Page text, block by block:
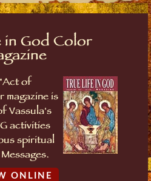
God Color
of
is
Vassula's
activities
spiritual
ONLINE